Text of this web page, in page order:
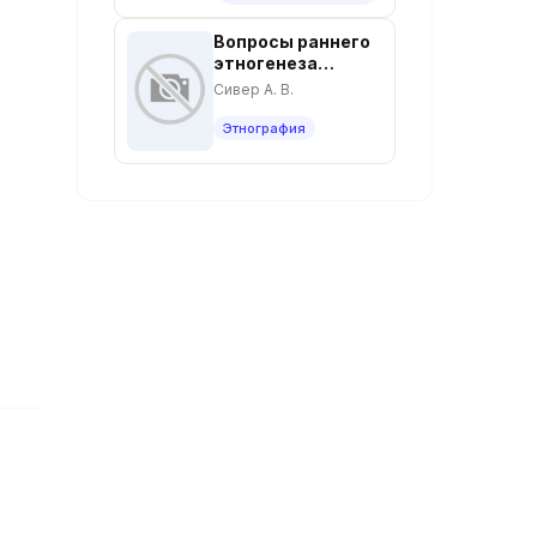
Вопросы раннего
этногенеза
адыгов. – 5 с.
Сивер А. В.
Этнография